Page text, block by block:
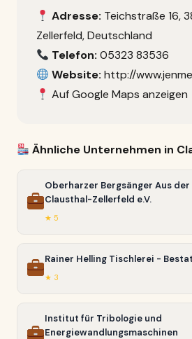
Adresse: Teichstraße 16,
Zellerfeld, Deutschland
Telefon: 05323 83536
Website: http://
Auf Google Maps anzeigen
Ähnliche Unternehmen in
Oberharzer Bergsänger Aus
Clausthal-Zellerfeld e.V.
★ 5
Rainer Helling Tischlerei -
★ 3
Institut für Tribologie und
Energiewandlungsmaschinen